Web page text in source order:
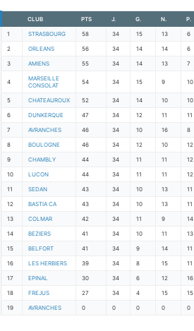
CLUB PTS J. G. N. P.
1 STRASBOURG 58 34 15 13 6
2 ORLEANS 56 34 14 14 6
3 AMIENS 55 34 14 13 7
4
MARSEILLE
CONSOLAT
54 34 15 9 10
5 CHATEAUROUX 52 34 14 10 10
6 DUNKERQUE 47 34 12 11 11
7 AVRANCHES 46 34 10 16 8
8 BOULOGNE 46 34 12 10 12
9 CHAMBLY 44 34 11 11 12
10 LUCON 44 34 11 11 12
11 SEDAN 43 34 10 13 11
12 BASTIA CA 43 34 10 13 11
13 COLMAR 42 34 11 9 14
14 BEZIERS 41 34 10 11 13
15 BELFORT 41 34 9 14 11
16 LES HERBIERS 39 34 8 15 11
17 EPINAL 30 34 6 12 16
18 FREJUS 27 34 4 15 15
19 AVRANCHES 0 0 0 0 0